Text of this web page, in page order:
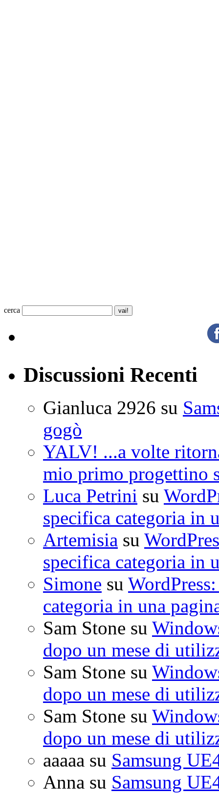
cerca
Discussioni Recenti
Gianluca 2926 su
gogò
YALV! ...a volte
mio primo progettino
Luca Petrini su
specifica categoria in
Artemisia su
specifica categoria in
Simone su
categoria in una
Sam Stone su
dopo un mese di
Sam Stone su
dopo un mese di
Sam Stone su
dopo un mese di
aaaaa su Samsung
Anna su Samsung